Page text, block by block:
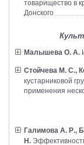
товарищество в
Донского
Малышева О. А.
Стойчева М. С.,
кустарниковой
применения
Галимова А. Р.,
Н.